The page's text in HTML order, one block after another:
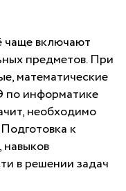
чаще включают
предметов. При
математические
по информатике
необходимо
к
навыков
в решении задач